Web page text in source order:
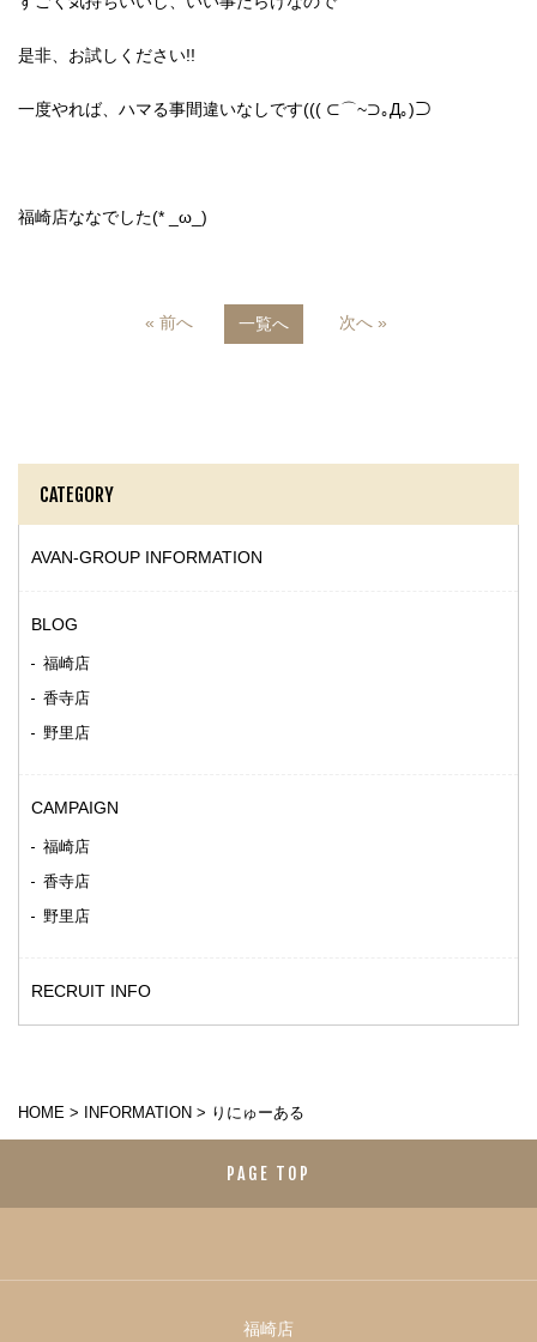
是非、お試しください!!
一度やれば、ハマる事間違いなしです((( ⊂⌒~⊃｡Д｡)⊃
福崎店ななでした(* _ω_)
« 前へ 一覧へ 次へ »
CATEGORY
AVAN-GROUP INFORMATION
BLOG
福崎店
香寺店
野里店
CAMPAIGN
福崎店
香寺店
野里店
RECRUIT INFO
HOME > INFORMATION > りにゅーある
PAGE TOP
福崎店